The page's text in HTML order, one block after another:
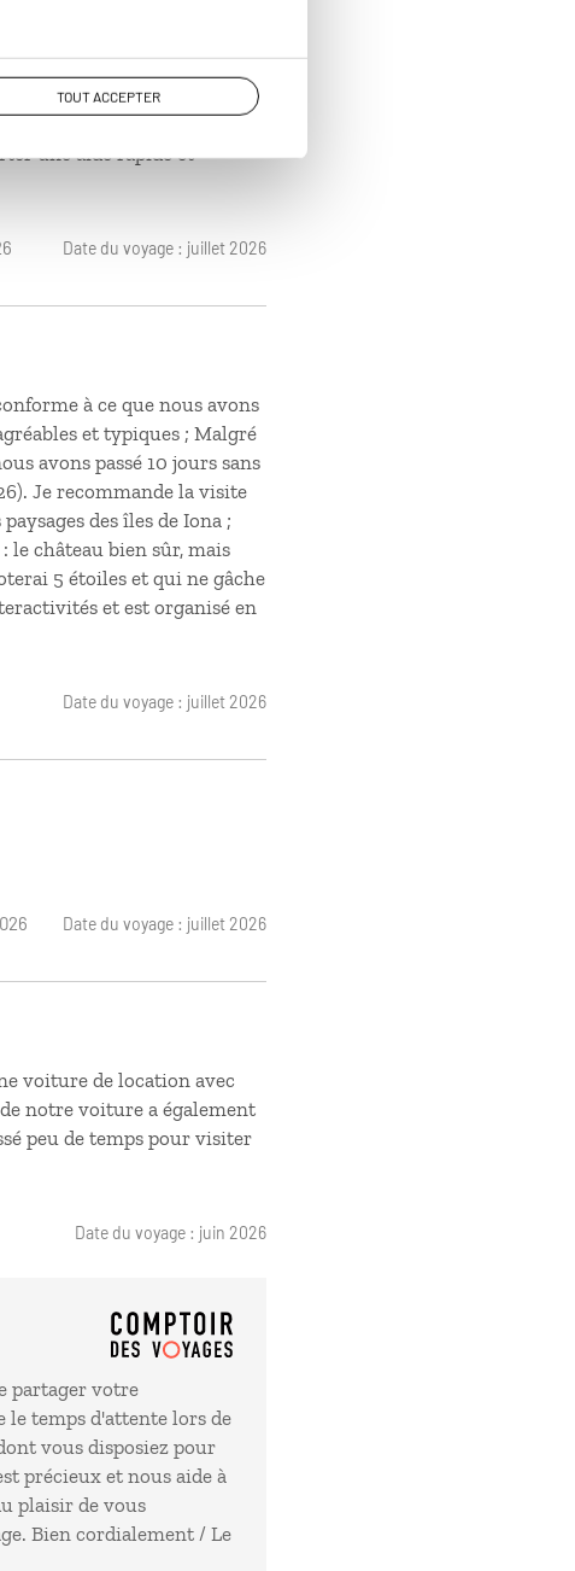
TOUT ACCEPTER
et très pratique. Nous
rencontré deux petits
des Voyages a fait preuve
une aide rapide et
Date du voyage : juillet 2026
à ce que nous avons
et typiques ; Malgré
avons passé 10 jours sans
Je recommande la visite
des îles de Iona ;
le château bien sûr, mais
5 étoiles et qui ne gâche
et est organisé en
Date du voyage : juillet 2026
Date du voyage : juillet 2026
voiture de location avec
notre voiture a également
peu de temps pour visiter
Date du voyage : juin 2026
partager votre
le temps d'attente lors de
vous disposiez pour
précieux et nous aide à
plaisir de vous
Bien cordialement / Le